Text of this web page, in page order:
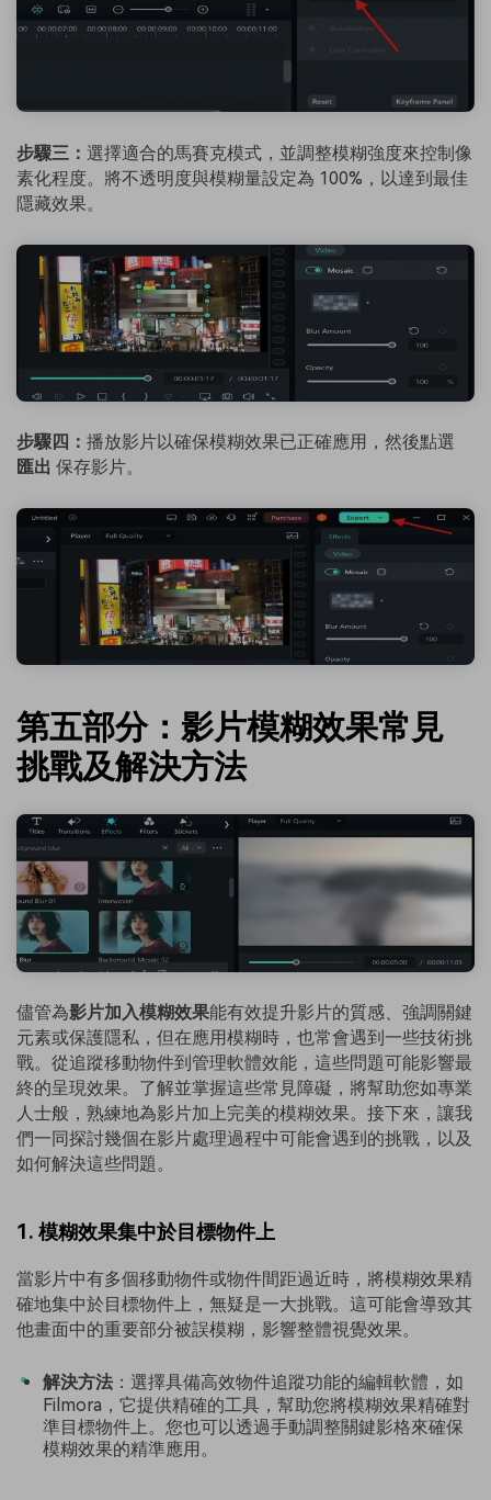
步驟三： 選擇適合的馬賽克模式，並調整模糊強度來控制像
素化程度。將不透明度與模糊量設定為 100%，以達到最佳
隱藏效果。
步驟四： 播放影片以確保模糊效果已正確應用，然後點選
匯出 保存影片。
第五部分：影片模糊效果常見
挑戰及解決方法
儘管為影片加入模糊效果能有效提升影片的質感、強調關鍵
元素或保護隱私，但在應用模糊時，也常會遇到一些技術挑
戰。從追蹤移動物件到管理軟體效能，這些問題可能影響最
終的呈現效果。了解並掌握這些常見障礙，將幫助您如專業
人士般，熟練地為影片加上完美的模糊效果。接下來，讓我
們一同探討幾個在影片處理過程中可能會遇到的挑戰，以及
如何解決這些問題。
1. 模糊效果集中於目標物件上
當影片中有多個移動物件或物件間距過近時，將模糊效果精
確地集中於目標物件上，無疑是一大挑戰。這可能會導致其
他畫面中的重要部分被誤模糊，影響整體視覺效果。
解決方法 ：選擇具備高效物件追蹤功能的編輯軟體，如
Filmora，它提供精確的工具，幫助您將模糊效果精確對
準目標物件上。您也可以透過手動調整關鍵影格來確保
模糊效果的精準應用。